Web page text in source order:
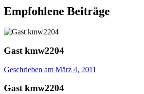
Empfohlene Beiträge
Gast kmw2204
Geschrieben am März 4, 2011
Gast kmw2204